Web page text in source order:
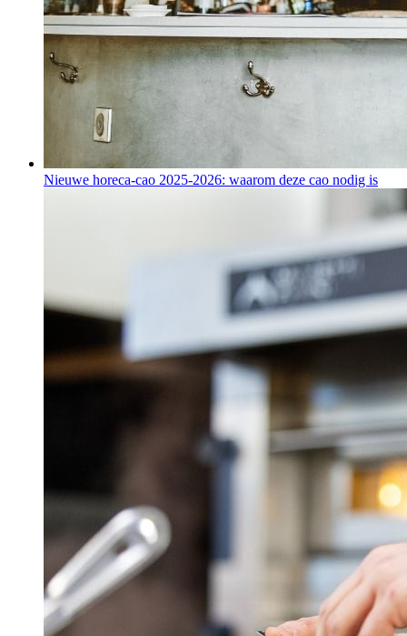
Nieuwe horeca-cao 2025-2026: waarom deze cao nodig is